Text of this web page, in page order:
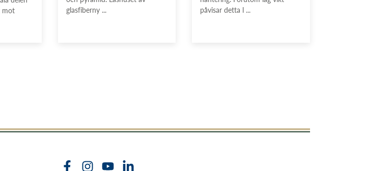
mot
glasfiberny ...
påvisar detta l ...